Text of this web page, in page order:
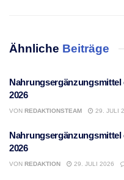
Ähnliche Beiträge
Nahrungsergänzungsmittel
2026
VON REDAKTIONSTEAM 29. JULI
Nahrungsergänzungsmittel
2026
VON REDAKTION 29. JULI 2026